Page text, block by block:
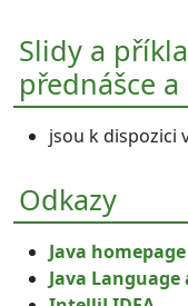
Slidy a
přednášce
jsou k dispozici
Odkazy
Java homepage
Java